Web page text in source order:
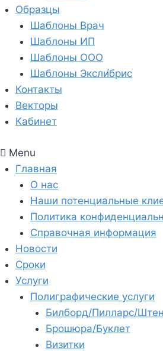
Образцы
Шаблоны Врач
Шаблоны ИП
Шаблоны ООО
Шаблоны Эксли́брис
Контакты
Векторы
Кабинет
Menu
Главная
О нас
Наши потенциальные
Политика
Справочная информация
Новости
Сроки
Услуги
Полиграфические услуги
Билборд/Пилларс/
Брошюра/Буклет
Визитки